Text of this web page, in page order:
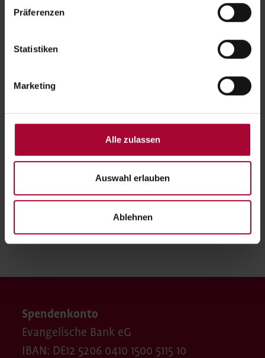
unserer Datenschutzerklärung
Präferenzen
Statistiken
Marketing
Alle zulassen
Auswahl erlauben
Ablehnen
Ansprechpartnerin
Geschäftsführerin Stiftungszentrum
030 33609-385
030 33609-156
Spendenkonto
Evangelische Bank eG
IBAN: DE12 5206 0410 1500 5115 10